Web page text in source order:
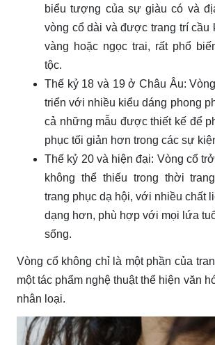
biểu tượng của sự giàu có và
vòng cổ dài và được trang trí cầu
vàng hoặc ngọc trai, rất phổ
tộc.
Thế kỷ 18 và 19 ở Châu Âu:
triển với nhiều kiểu dáng phong
cả những mẫu được thiết kế để
phục tối giản hơn trong các sự
Thế kỷ 20 và hiện đại: Vòng cổ
không thể thiếu trong thời
trang phục dạ hội, với nhiều chất
dạng hơn, phù hợp với mọi lứa
sống.
Vòng cổ không chỉ là một phần của
một tác phẩm nghệ thuật thể hiện văn
nhân loại.